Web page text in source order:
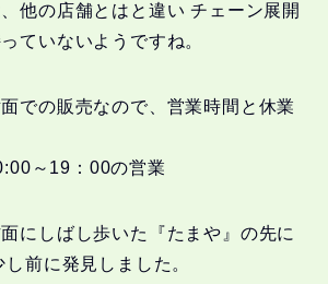
、他の店舗とはと違い チェーン展開
ていないようですね。
での販売なので、営業時間と休業
～19：00の営業
にしばし歩いた『たまや』の先に
前に発見しました。